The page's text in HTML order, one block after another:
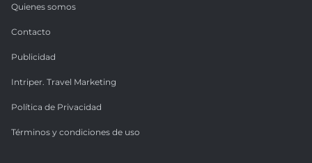
Quienes somos
Contacto
Publicidad
Intriper. Travel Marketing
Política de Privacidad
Términos y condiciones de uso